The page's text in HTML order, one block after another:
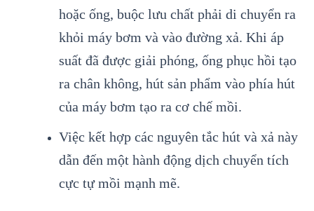
hoặc ống, buộc lưu chất phải di chuyển ra
khỏi máy bơm và vào đường xả. Khi áp
suất đã được giải phóng, ống phục hồi tạo
ra chân không, hút sản phẩm vào phía hút
của máy bơm tạo ra cơ chế mồi.
Việc kết hợp các nguyên tắc hút và xả này
dẫn đến một hành động dịch chuyển tích
cực tự mồi mạnh mẽ.